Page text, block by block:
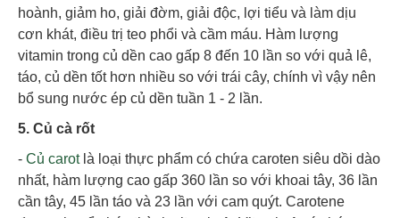
hoành, giảm ho, giải đờm, giải độc, lợi tiểu và làm dịu
cơn khát, điều trị teo phổi và cầm máu. Hàm lượng
vitamin trong củ dền cao gấp 8 đến 10 lần so với quả lê,
táo, củ dền tốt hơn nhiều so với trái cây, chính vì vậy nên
bổ sung nước ép củ dền tuần 1 - 2 lần.
5. Củ cà rốt
- Củ carotlà loại thực phẩm có chứa caroten siêu dồi dào
nhất, hàm lượng cao gấp 360 lần so với khoai tây, 36 lần
cần tây, 45 lần táo và 23 lần với cam quýt. Carotene